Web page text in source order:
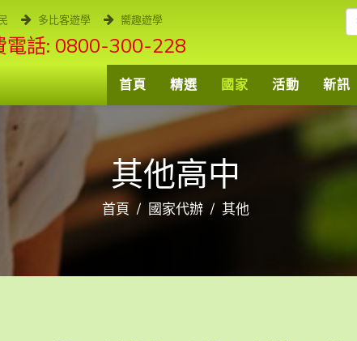
多比客遊學 嚮趣遊學
電話: 0800-300-228
首頁 精選 國家 活動 新訊
其他高中
首頁 國家代辦 其他